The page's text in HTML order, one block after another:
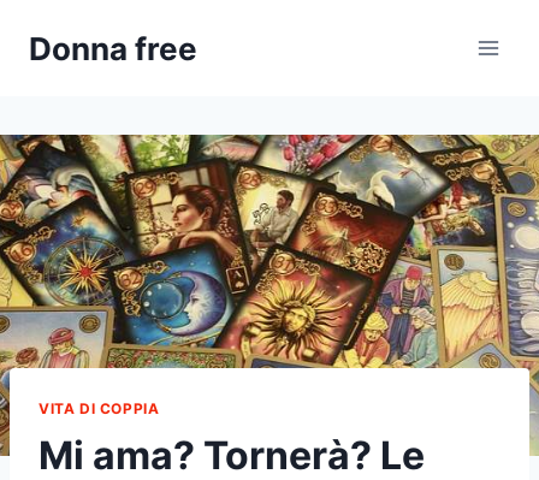
Donna free
VITA DI COPPIA
Mi ama? Tornerà? Le